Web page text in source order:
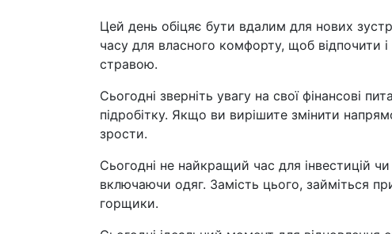
Цей день обіцяє бути вдалим для нових
часу для власного комфорту, щоб відпочити
стравою.
Сьогодні зверніть увагу на свої фінансові
підробітку. Якщо ви вирішите змінити
зрости.
Сьогодні не найкращий час для інвестицій
включаючи одяг. Замість цього, займіться
горщики.